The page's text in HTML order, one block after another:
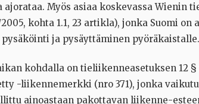
ajorataa. Myös asiaa koskevassa Wienin
kohta 1.1, 23 artikla), jonka Suomi
ja pysäyttäminen pyöräkaistalle.
kohdalla on tieliikenneasetuksen 12
-liikennemerkki (nro 371), jonka
ainoastaan pakottavan liikenne-